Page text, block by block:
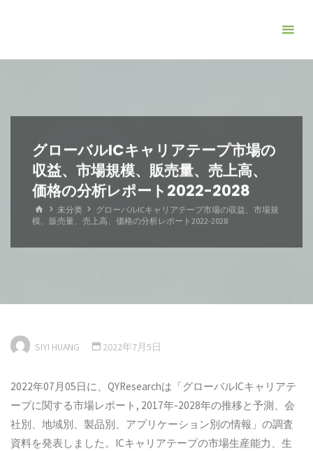
グローバルICキャリアテープ市場の
収益、市場規模、販売量、売上高、
価格の分析レポート2022-2028
ホ
ー
未分类
グローバルICキャリアテープ市場の収益、市場規
模、販売量、売上高、価格の分析レポート2022-2028
SIYI HUANG 2022年7月5日
2022年07月05日に、QYResearchは「グローバルICキャリアテ
ープに関する市場レポート, 2017年-2028年の推移と予測、会
社別、地域別、製品別、アプリケーション別の情報」の調査
資料を発表しました。ICキャリアテープの市場生産能力、生